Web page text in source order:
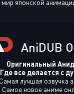
мир японской
AniDUB
Оригинальный
Где все делается с
Самая лучшая озвучка
Самое новое аниме